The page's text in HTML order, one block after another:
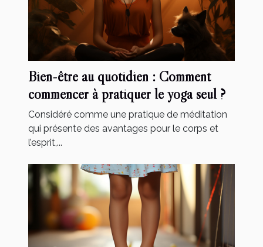
Bien-être au quotidien : Comment
commencer à pratiquer le yoga seul ?
Considéré comme une pratique de méditation
qui présente des avantages pour le corps et
l’esprit,...